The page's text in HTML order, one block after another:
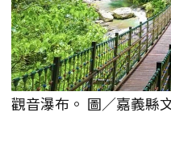
觀音瀑布。 圖／嘉義縣